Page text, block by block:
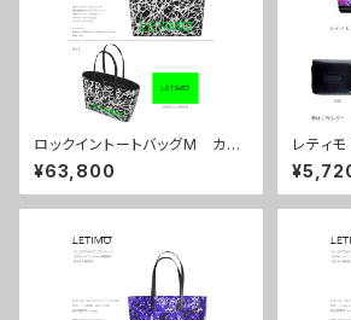
ロックイントートバッグM カラ
ー/ブレインズブラック ■配送
まで約１か月
¥63,800
レティ
カラー/
送まで3